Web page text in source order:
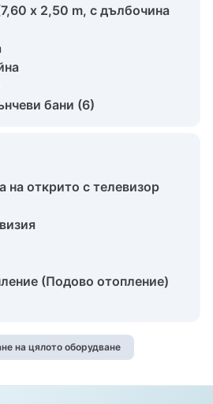
x 2,50 m, с дълбочина
бани (6)
на открито с телевизор
(Подово отопление)
на цялото оборудване